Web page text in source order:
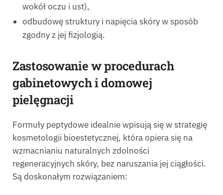
wokół oczu i ust),
odbudowę struktury i napięcia skóry w sposób
zgodny z jej fizjologią.
Zastosowanie w procedurach
gabinetowych i domowej
pielęgnacji
Formuły peptydowe idealnie wpisują się w strategię
kosmetologii bioestetycznej, która opiera się na
wzmacnianiu naturalnych zdolności
regeneracyjnych skóry, bez naruszania jej ciągłości.
Są doskonałym rozwiązaniem: